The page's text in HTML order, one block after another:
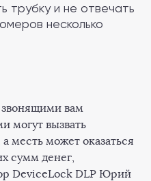
трубку и не отвечать
несколько
звонящими вам
могут вызвать
месть может оказаться
сумм денег,
DeviceLock DLP Юрий